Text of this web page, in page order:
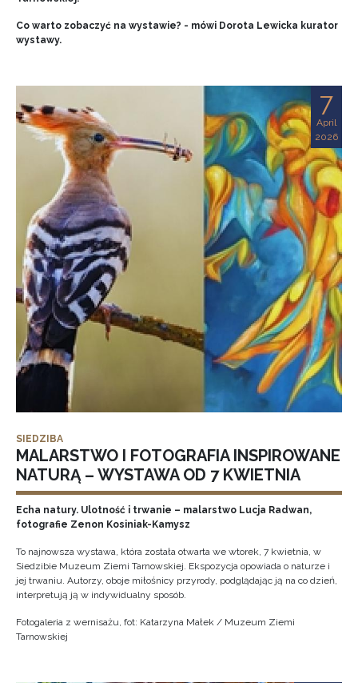
Co warto zobaczyć na wystawie? - mówi Dorota Lewicka kurator
wystawy.
7
April
2026
SIEDZIBA
MALARSTWO I FOTOGRAFIA INSPIROWANE
NATURĄ – WYSTAWA OD 7 KWIETNIA
Echa natury. Ulotność i trwanie – malarstwo Lucja Radwan,
fotografie Zenon Kosiniak-Kamysz
To najnowsza wystawa, która została otwarta we wtorek, 7 kwietnia, w
Siedzibie Muzeum Ziemi Tarnowskiej. Ekspozycja opowiada o naturze i
jej trwaniu. Autorzy, oboje miłośnicy przyrody, podglądając ją na co dzień,
interpretują ją w indywidualny sposób.
Fotogaleria z wernisażu, fot: Katarzyna Małek / Muzeum Ziemi
Tarnowskiej